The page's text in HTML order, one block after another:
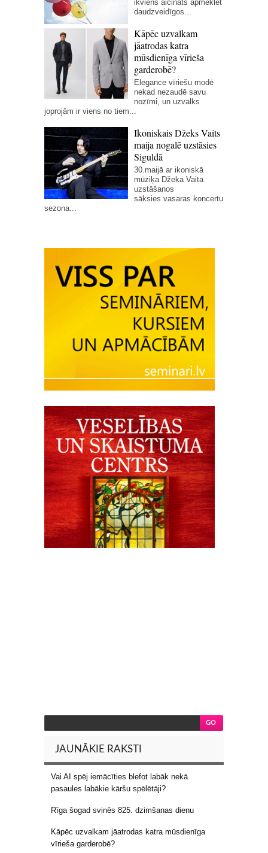
ikviens aicināts apmeklēt
daudzveidīgos...
Kāpēc uzvalkam
jāatrodas katra
mūsdienīga vīrieša
garderobē?
Elegance vīriešu modē
nekad nezaudē savu
nozīmi, un uzvalks
joprojām ir viens no tiem...
Ikoniskais Džeks Vaits
maija nogalē uzstāsies
Siguldā
30.maijā ar ikoniskā
mūziķa Džeka Vaita
uzstāšanos
sāksies vasaras koncertu
sezona...
JAUNĀKIE RAKSTI
Vai AI spēj iemācīties blefot labāk nekā
pasaules labākie kāršu spēlētāji?
Rīga šogad svinēs 825. dzimšanas dienu
Kāpēc uzvalkam jāatrodas katra mūsdienīga
vīrieša garderobē?